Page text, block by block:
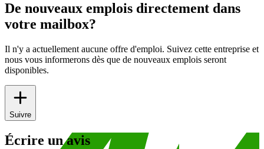
De nouveaux emplois directement dans
votre mailbox?
Il n'y a actuellement aucune offre d'emploi. Suivez cette entreprise et
nous vous informerons dès que de nouveaux emplois seront
disponibles.
Suivre
Écrire un avis